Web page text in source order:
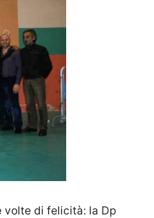
volte di felicità: la Dp